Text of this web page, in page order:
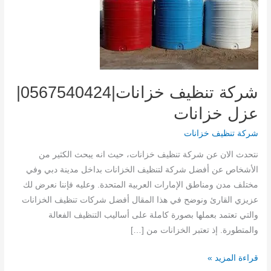
شركة تنظيف خزانات|0567540424|
عزل خزانات
شركة تنظيف خزانات
نتحدث الان عن شركة تنظيف خزانات، حيث انه يبحث الكثير من
الأشخاص عن أفضل شركة لتنظيف الخزانات بداخل مدينة دبي وفي
مختلف مدن ومناطق الإمارات العربية المتحدة. وعليه فإننا نعرض لك
عزيزي القارئ ونوضح في هذا المقال أفضل شركات تنظيف الخزانات
والتي تعتمد بعملها بصورة كاملة على أساليب التنظيف الفعالة
والمتطورة. إذ تعتبر الخزانات من […]
شركة
قراءة المزيد »